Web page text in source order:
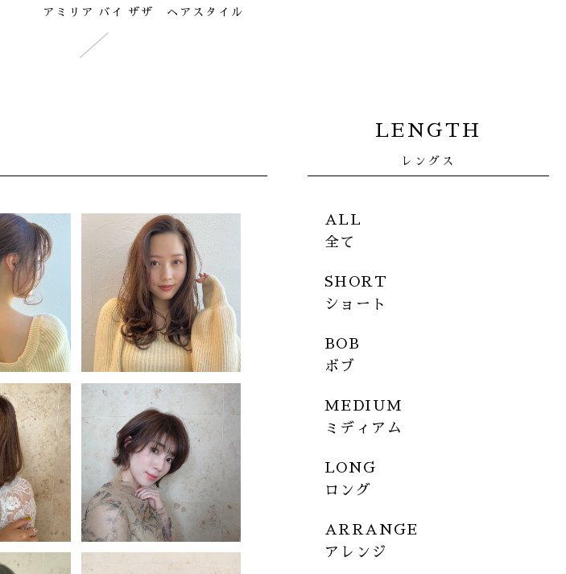
アミリア バイ ザザ ヘアスタイル
LENGTH
レングス
ALL
全て
SHORT
ショート
BOB
ボブ
MEDIUM
ミディアム
LONG
ロング
ARRANGE
アレンジ